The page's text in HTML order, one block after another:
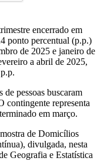
encerrado em
ponto percentual (p.p.)
de 2025 e janeiro de
a abril de 2025,
pessoas buscaram
contingente representa
em março.
de Domicílios
divulgada, nesta
Geografia e Estatística